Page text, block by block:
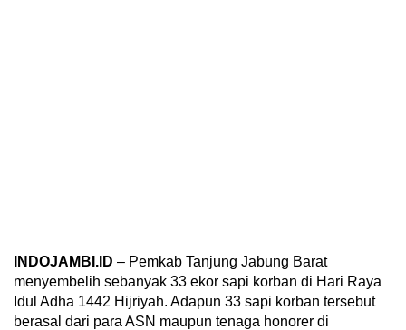
INDOJAMBI.ID – Pemkab Tanjung Jabung Barat
menyembelih sebanyak 33 ekor sapi korban di Hari Raya
Idul Adha 1442 Hijriyah. Adapun 33 sapi korban tersebut
berasal dari para ASN maupun tenaga honorer di